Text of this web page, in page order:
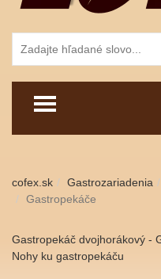
TOGGLE
cofex.sk Gastrozariadenia
Gastropekáče
Gastropekáč dvojhorákový -
Nohy ku gastropekáču